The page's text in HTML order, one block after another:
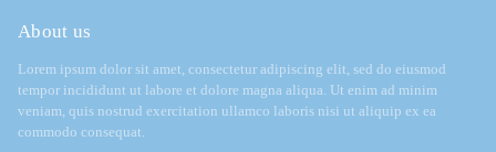
About us
Lorem ipsum dolor sit amet, consectetur adipiscing elit, sed do eiusmod
tempor incididunt ut labore et dolore magna aliqua. Ut enim ad minim
veniam, quis nostrud exercitation ullamco laboris nisi ut aliquip ex ea
commodo consequat.